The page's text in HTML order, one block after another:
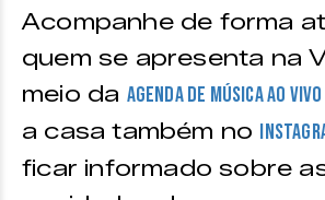
Acompanhe de forma
quem se apresenta na
meio da agenda de música ao
a casa também no
ficar informado sobre